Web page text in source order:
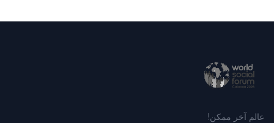
عالم آخر ممكن!